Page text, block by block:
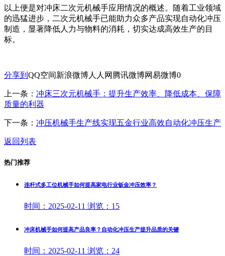
以上便是对冲床二次元机械手应用情况的概述。随着工业领域
的迅猛进步，二次元机械手已能助力众多产品实现自动化冲压
制造，显著降低人力与物料的消耗，切实达成高效生产的目
标。
分享到 QQ空间新浪微博人人网 腾讯微博网易微博0
上一条： 冲床三次元机械手：提升生产效率、降低成本、保障
质量的利器
下一条： 冲压机械手生产线实现五金行业高效自动化冲压生产
返回列表
热门推荐
连杆式多工位机械手如何提高家电行业钣金冲压效率？
时间： 2025-02-11 浏览： 15
冲床机械手如何提高产品良率？自动化冲压生产提升品质的关键
时间： 2025-02-11 浏览： 24